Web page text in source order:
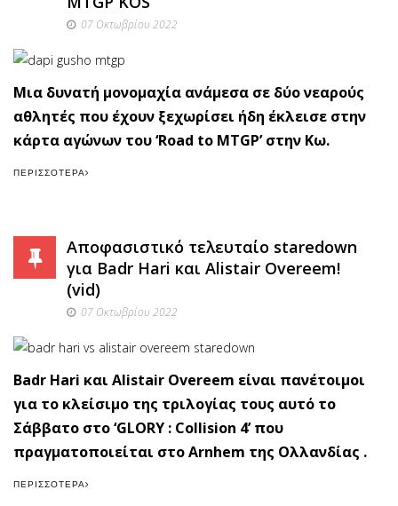
07 Οκτωβρίου 2022
Μια δυνατή μονομαχία ανάμεσα σε δύο νεαρούς
αθλητές που έχουν ξεχωρίσει ήδη έκλεισε στην
κάρτα αγώνων του ‘Road to MTGP’ στην Κω.
ΠΕΡΙΣΣΌΤΕΡΑ
Αποφασιστικό τελευταίο staredown
για Badr Hari και Alistair Overeem!
(vid)
07 Οκτωβρίου 2022
Badr Hari και Alistair Overeem είναι πανέτοιμοι
για το κλείσιμο της τριλογίας τους αυτό το
Σάββατο στο ‘GLORY : Collision 4’ που
πραγματοποιείται στο Arnhem της Ολλανδίας .
ΠΕΡΙΣΣΌΤΕΡΑ